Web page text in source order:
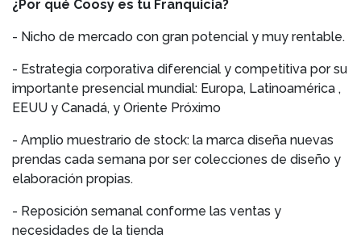
¿Por qué Coosy es tu Franquicia?
- Nicho de mercado con gran potencial y muy rentable.
- Estrategia corporativa diferencial y competitiva por su
importante presencial mundial: Europa, Latinoamérica ,
EEUU y Canadá, y Oriente Próximo
- Amplio muestrario de stock: la marca diseña nuevas
prendas cada semana por ser colecciones de diseño y
elaboración propias.
- Reposición semanal conforme las ventas y
necesidades de la tienda